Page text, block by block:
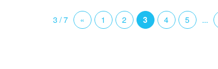
3 / 7 « 1 2 3 4 5 ...